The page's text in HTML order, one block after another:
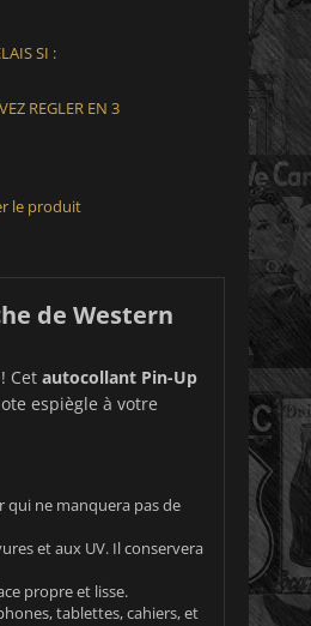
SI :
REGLER EN 3
le produit
de Western
Cet autocollant Pin-Up
espiègle à votre
qui ne manquera pas de
et aux UV. Il conservera
propre et lisse.
tablettes, cahiers, et